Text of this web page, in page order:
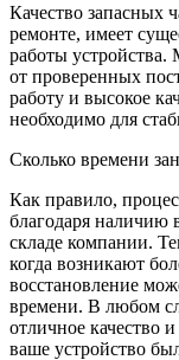
Качество запасных
ремонте, имеет
работы
от проверенных
работу и высокое
необходимо для
Сколько времени
Как правило,
благодаря наличию
складе компании.
когда возникают
восстановление
времени. В любом
отличное качество
ваше устройство